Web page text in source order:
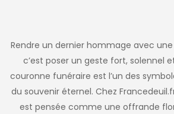
Rendre un dernier hommage avec
c’est poser un geste fort, solennel
couronne funéraire est l’un des
du souvenir éternel. Chez
est pensée comme une offrande